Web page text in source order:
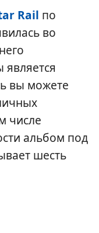
Rail по
во
вы можете
числе
альбом под
шесть